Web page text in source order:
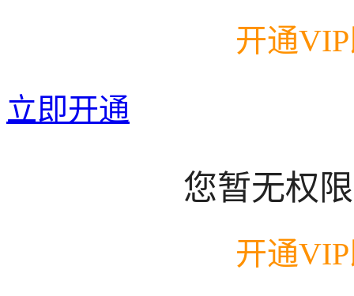
开通
立即开通
您暂无权
开通